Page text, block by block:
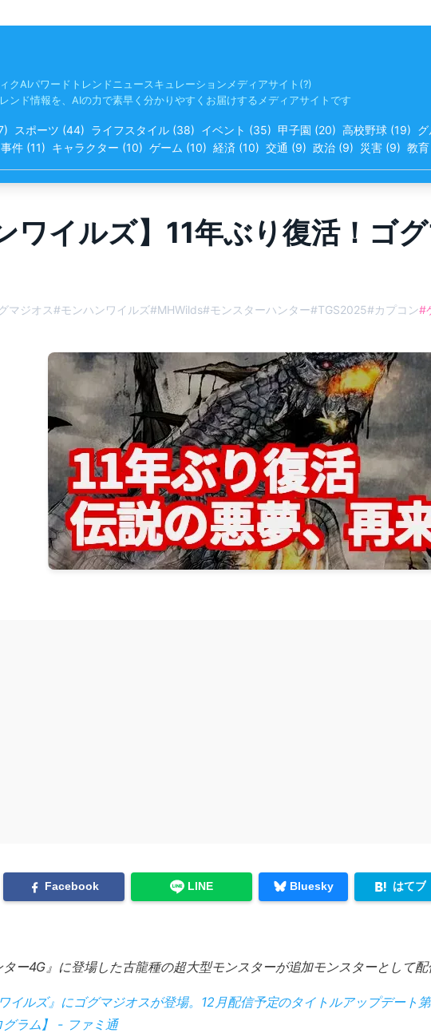
クAIパワードトレンドニュースキュレーションメディアサイト(?)
ンド情報を、AIの力で素早く分かりやすくお届けするメディアサイトです
) スポーツ (44) ライフスタイル (38) イベント (35) 甲子園 (20) 高校野球 (19) グ
事件 (11) キャラクター (10) ゲーム (10) 経済 (10) 交通 (9) 政治 (9) 災害 (9) 教育
ワイルズ】11年ぶり復活！ゴ
マジオス#モンハンワイルズ#MHWilds#モンスターハンター#TGS2025#カプコン#
Facebook LINE Bluesky はてブ
ター4G』に登場した古龍種の超大型モンスターが追加モンスターとして配
ワイルズ』にゴグマジオスが登場。12月配信予定のタイトルアップデート
ラム】 - ファミ通